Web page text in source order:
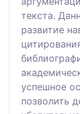
текста.
развитие
успешное
позволить